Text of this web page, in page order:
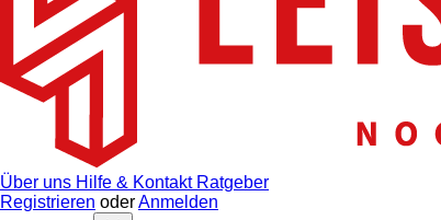
Über uns Hilfe & Kontakt Ratgeber
Registrieren oderAnmelden